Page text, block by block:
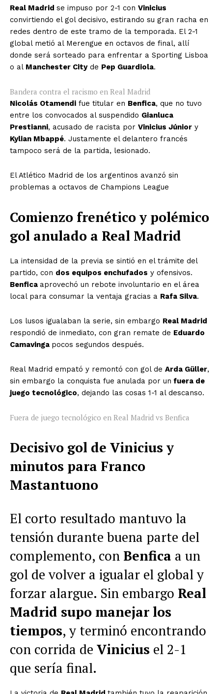
Real Madrid se impuso por 2-1 con Vinicius
convirtiendo el gol decisivo, estirando su gran racha en
redes dentro de este tramo de la temporada. El 2-1
global metió al Merengue en octavos de final, allí
donde será sorteado para enfrentar a Sporting Lisboa
o al Manchester Cityde Pep Guardiola.
Bandera contra el racismo en Real Madrid
Nicolás Otamendi fue titular en Benfica, que no tuvo
entre los convocados al suspendido Gianluca
Prestianni, acusado de racista por Vinicius Júnior y
Kylian Mbappé. Justamente el delantero francés
tampoco será de la partida, lesionado.
El Atlético Madrid de los argentinos avanzó sin
problemas a octavos de Champions League
Comienzo frenético y polémico
gol anulado a Real Madrid
La intensidad de la previa se sintió en el trámite del
partido, con dos equipos enchufados y ofensivos.
Benfica aprovechó un rebote involuntario en el área
local para consumar la ventaja gracias a Rafa Silva.
Los lusos igualaban la serie, sin embargo Real Madrid
respondió de inmediato, con gran remate de Eduardo
Camavinga pocos segundos después.
Real Madrid empató y remontó con gol de Arda Güller,
sin embargo la conquista fue anulada por un fuera de
juego tecnológico, dejando las cosas 1-1 al descanso.
Fuera de juego tecnológico en Real Madrid vs Benfica
Decisivo gol de Vinicius y
minutos para Franco
Mastantuono
El corto resultado mantuvo la
tensión durante buena parte del
complemento, con Benfica a un
gol de volver a igualar el global y
forzar alargue. Sin embargo Real
Madrid supo manejar los
tiempos, y terminó encontrando
con corrida de Vinicius el 2-1
que sería final.